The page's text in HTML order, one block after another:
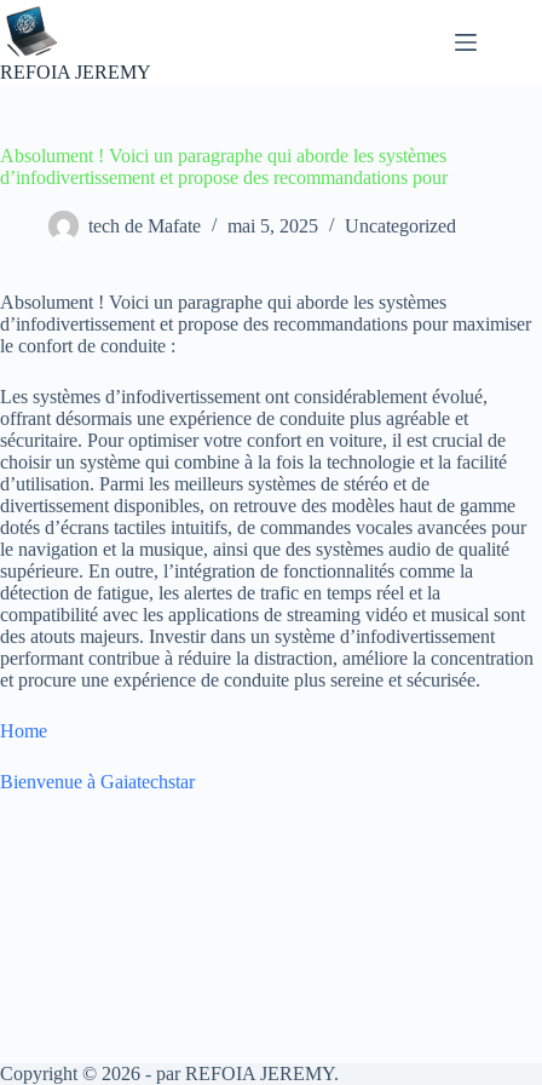
Passer
au
contenu
REFOIA JEREMY
Absolument ! Voici un paragraphe qui aborde les systèmes
d’infodivertissement et propose des recommandations pour
tech de Mafate mai 5, 2025 Uncategorized
Absolument ! Voici un paragraphe qui aborde les systèmes
d’infodivertissement et propose des recommandations pour maximiser
le confort de conduite :
Les systèmes d’infodivertissement ont considérablement évolué,
offrant désormais une expérience de conduite plus agréable et
sécuritaire. Pour optimiser votre confort en voiture, il est crucial de
choisir un système qui combine à la fois la technologie et la facilité
d’utilisation. Parmi les meilleurs systèmes de stéréo et de
divertissement disponibles, on retrouve des modèles haut de gamme
dotés d’écrans tactiles intuitifs, de commandes vocales avancées pour
le navigation et la musique, ainsi que des systèmes audio de qualité
supérieure. En outre, l’intégration de fonctionnalités comme la
détection de fatigue, les alertes de trafic en temps réel et la
compatibilité avec les applications de streaming vidéo et musical sont
des atouts majeurs. Investir dans un système d’infodivertissement
performant contribue à réduire la distraction, améliore la concentration
et procure une expérience de conduite plus sereine et sécurisée.
Home
Bienvenue à Gaiatechstar
Copyright © 2026 - par REFOIA JEREMY.